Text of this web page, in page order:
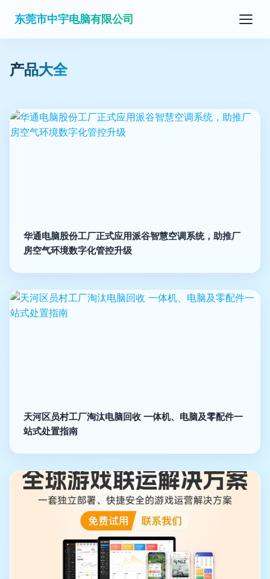
东莞市中宇电脑有限公司
产品大全
华通电脑股份工厂正式应用派谷智慧空调系统，助推厂
房空气环境数字化管控升级
天河区员村工厂淘汰电脑回收 一体机、电脑及零配件一
站式处置指南